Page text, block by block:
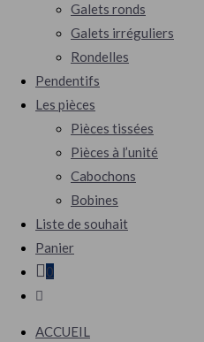
Galets ronds
Galets irréguliers
Rondelles
Pendentifs
Les pièces
Pièces tissées
Pièces à l’unité
Cabochons
Bobines
Liste de souhait
Panier
0
ACCUEIL